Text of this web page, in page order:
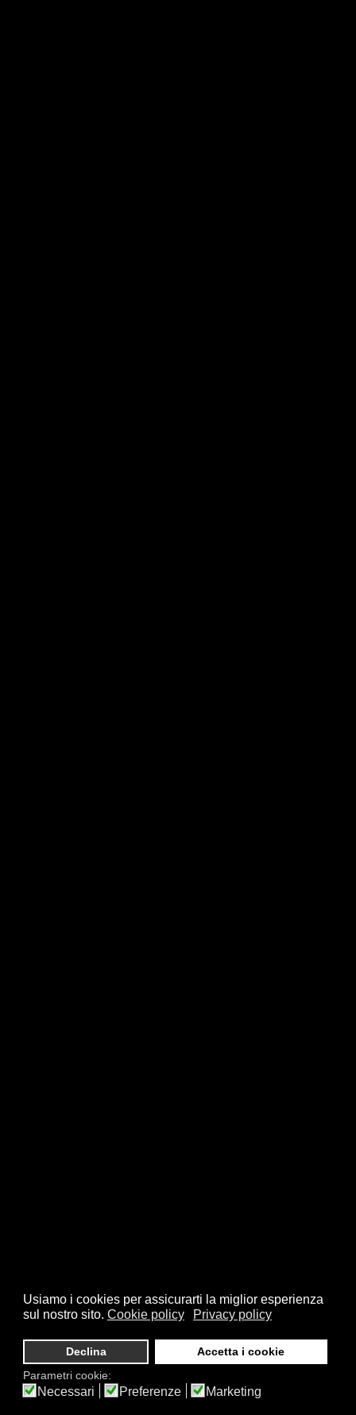
Usiamo i cookies per assicurarti la miglior esperienza
sul nostro sito. Cookie policy Privacy policy
Declina
Accetta i cookie
Parametri cookie:
Necessari Preferenze Marketing